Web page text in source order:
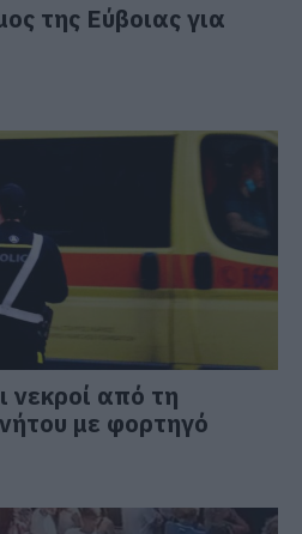
της Εύβοιας για
νεκροί από τη
με φορτηγό